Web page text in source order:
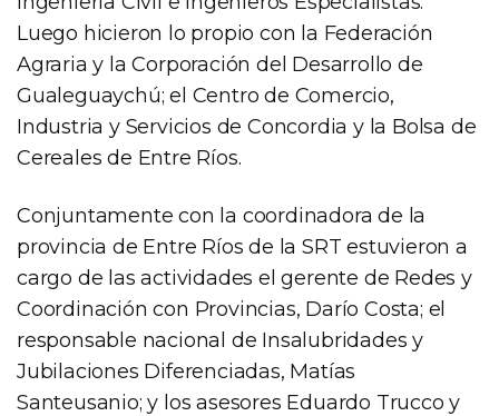
Luego hicieron lo propio con la Federación
Agraria y la Corporación del Desarrollo de
Gualeguaychú; el Centro de Comercio,
Industria y Servicios de Concordia y la Bolsa de
Cereales de Entre Ríos.
Conjuntamente con la coordinadora de la
provincia de Entre Ríos de la SRT estuvieron a
cargo de las actividades el gerente de Redes y
Coordinación con Provincias, Darío Costa; el
responsable nacional de Insalubridades y
Jubilaciones Diferenciadas, Matías
Santeusanio; y los asesores Eduardo Trucco y